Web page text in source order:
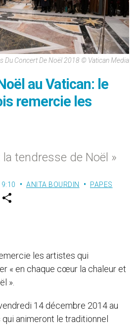
Du Concert De Noël 2018 © Vatican Media
au Vatican: le
remercie les
la tendresse de Noël »
ANITA BOURDIN PAPES
w
les artistes qui
« en chaque cœur la chaleur et
».
14 décembre 2014 au
animeront le traditionnel